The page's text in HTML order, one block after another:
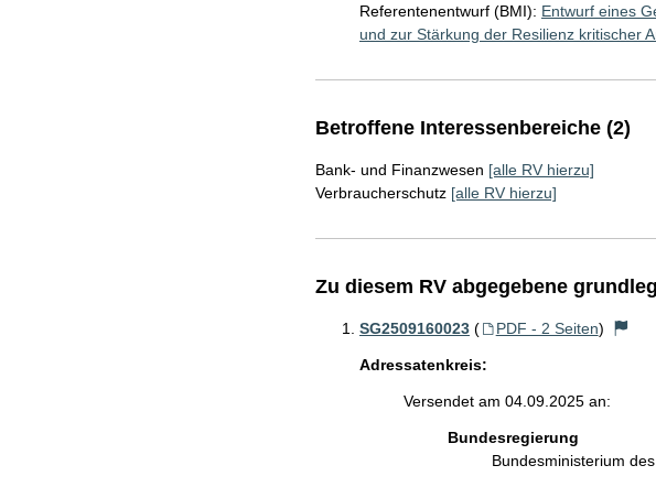
Referentenentwurf (BMI): Entwurf eines
und zur Stärkung der Resilienz kritischer
Betroffene Interessenbereiche (2)
Bank- und Finanzwesen [alle RV hierzu]
Verbraucherschutz [alle RV hierzu]
Zu diesem RV abgegebene
SG2509160023 ( PDF - 2 Seiten)
Adressatenkreis:
Versendet am 04.09.2025 an:
Bundesregierung
Bundesministerium